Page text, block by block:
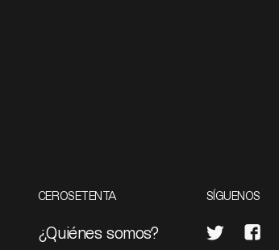
CEROSETENTA
¿Quiénes somos?
SÍGUENOS